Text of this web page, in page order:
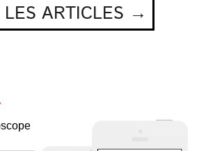
LES ARTICLES →